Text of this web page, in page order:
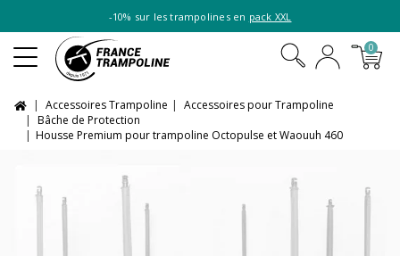
-10% sur les trampolines en pack XXL
0
Accessoires Trampoline
Accessoires pour Trampoline
Bâche de Protection
Housse Premium pour trampoline Octopulse et Waouuh 460